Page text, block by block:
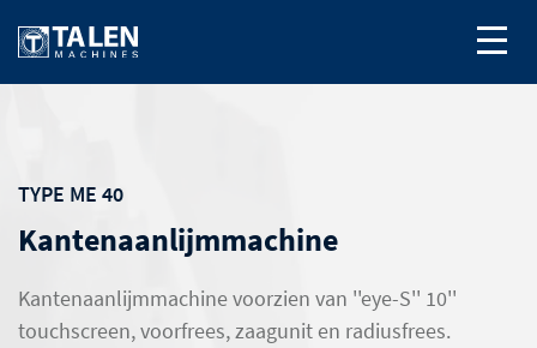
TYPE ME 40
Kantenaanlijmmachine
Kantenaanlijmmachine voorzien van ''eye-S'' 10''
touchscreen, voorfrees, zaagunit en radiusfrees.